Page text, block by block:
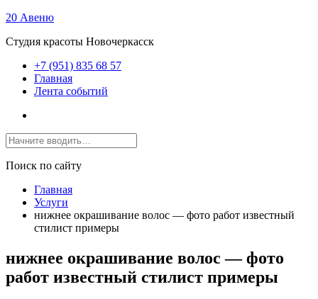
20 Авеню
Студия красоты Новочеркасск
+7 (951) 835 68 57
Главная
Лента событий
Поиск по сайту
Главная
Услуги
нижнее окрашивание волос — фото работ известный
стилист примеры
нижнее окрашивание волос — фото
работ известный стилист примеры